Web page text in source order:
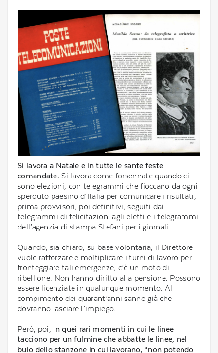
Si lavora a Natale e in tutte le sante feste
comandate. Si lavora come forsennate quando ci
sono elezioni, con telegrammi che fioccano da ogni
sperduto paesino d’Italia per comunicare i risultati,
prima provvisori, poi definitivi, seguiti dai
telegrammi di felicitazioni agli eletti e i telegrammi
dell’agenzia di stampa Stefani per i giornali.
Quando, sia chiaro, su base volontaria, il Direttore
vuole rafforzare e moltiplicare i turni di lavoro per
fronteggiare tali emergenze, c’è un moto di
ribellione. Non hanno diritto alla pensione. Possono
essere licenziate in qualunque momento. Al
compimento dei quarant’anni sanno già che
dovranno lasciare l’impiego.
Però, poi, in quei rari momenti in cui le linee
tacciono per un fulmine che abbatte le linee, nel
buio dello stanzone in cui lavorano, “non potendo